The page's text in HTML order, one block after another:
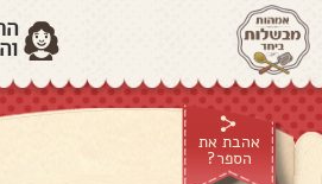
אהבת את
הספר?